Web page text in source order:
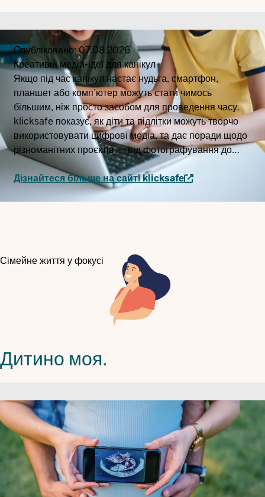
Опубліковано:07.08.2026
Креативні медіа-ідеї для канікул
Якщо під час канікул настає нудьга, смартфон,
планшет або комп’ютер можуть стати чимось
більшим, ніж просто засобом для проведення часу.
klicksafe показує, як діти та підлітки можуть творчо
використовувати цифрові медіа, та дає поради щодо
різноманітних проєктів — від фотографування до
створення власних аудіоспектаклів чи анімацій.
Дізнайтеся більше на сайті klicksafe
Сімейне життя у фокусі
Дитино моя.